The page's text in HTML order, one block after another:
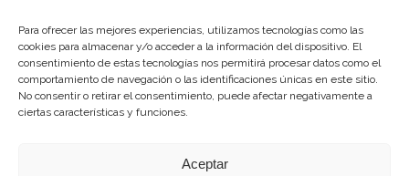
Para ofrecer las mejores experiencias, utilizamos tecnologías como las
cookies para almacenar y/o acceder a la información del dispositivo. El
consentimiento de estas tecnologías nos permitirá procesar datos como el
comportamiento de navegación o las identificaciones únicas en este sitio.
No consentir o retirar el consentimiento, puede afectar negativamente a
ciertas características y funciones.
Aceptar
La gestión de la DOP Lanzarote realizada por este Consejo Regulador es financiada,